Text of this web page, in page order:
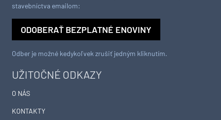
UŽITOČNÉ ODKAZY
O NÁS
KONTAKTY
stavebníctva emailom:
ODOBERAŤ BEZPLATNÉ ENOVINY
Odber je možné kedykoľvek zrušiť jedným kliknutím.